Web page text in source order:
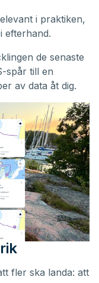
i praktiken,
efterhand.
de senaste
spår till en
av data åt dig.
fler ska landa: att